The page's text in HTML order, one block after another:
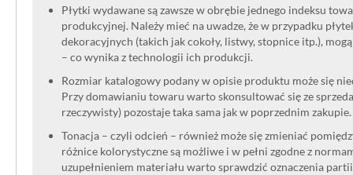
Płytki wydawane są zawsze w obrębie jednego indeksu
produkcyjnej. Należy mieć na uwadze, że w przypadku
dekoracyjnych (takich jak cokoły, listwy, stopnice itp.),
– co wynika z technologii ich produkcji.
Rozmiar katalogowy podany w opisie produktu może się
Przy domawianiu towaru warto skonsultować się ze
rzeczywisty) pozostaje taka sama jak w poprzednim zakupie.
Tonacja – czyli odcień – również może się zmieniać
różnice kolorystyczne są możliwe i w pełni zgodne z
uzupełnieniem materiału warto sprawdzić oznaczenia